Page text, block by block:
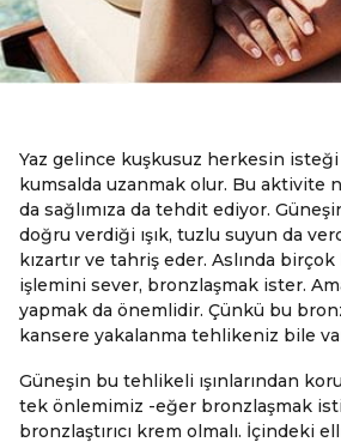
Yaz gelince kuşkusuz herkesin
kumsalda uzanmak olur. Bu aktivite
da sağlımıza da tehdit ediyor.
doğru verdiği ışık, tuzlu suyun da
kızartır ve tahriş eder. Aslında
işlemini sever, bronzlaşmak ister.
yapmak da önemlidir. Çünkü bu
kansere yakalanma tehlikeniz bile
Güneşin bu tehlikeli ışınlarından
tek önlemimiz -eğer bronzlaşmak
bronzlaştırıcı krem olmalı. İçindeki